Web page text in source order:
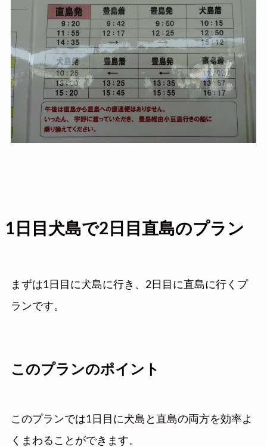
1日目犬島で2日目直島のプラン
まずは1日目に犬島に行き、2日目に直島に行くプ
ランです。
このプランのポイント
このプランでは1日目に犬島と直島の両方を効率よ
くまわることができます。